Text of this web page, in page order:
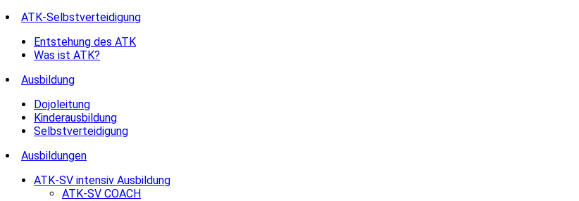
ATK-Selbstverteidigung
Entstehung des ATK
Was ist ATK?
Ausbildung
Dojoleitung
Kinderausbildung
Selbstverteidigung
Ausbildungen
ATK-SV intensiv Ausbildung
ATK-SV COACH